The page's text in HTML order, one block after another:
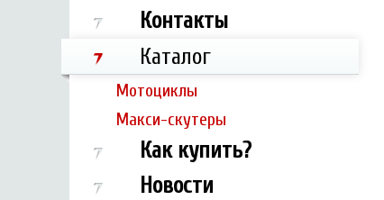
Контакты
Каталог
Мотоциклы
Макси-скутеры
Как купить?
Новости